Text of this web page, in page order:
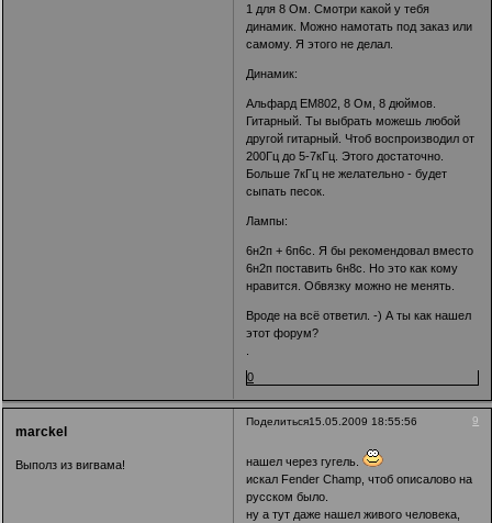
1 для 8 Ом. Смотри какой у тебя
динамик. Можно намотать под заказ или
самому. Я этого не делал.
Динамик:
Альфард ЕМ802, 8 Ом, 8 дюймов.
Гитарный. Ты выбрать можешь любой
другой гитарный. Чтоб воспроизводил от
200Гц до 5-7кГц. Этого достаточно.
Больше 7кГц не желательно - будет
сыпать песок.
Лампы:
6н2п + 6п6с. Я бы рекомендовал вместо
6н2п поставить 6н8с. Но это как кому
нравится. Обвязку можно не менять.
Вроде на всё ответил. -) А ты как нашел
этот форум?
0
Поделиться 9
15.05.2009 18:55:56
marckel
Выполз из вигвама!
нашел через гугель.
искал Fender Champ, чтоб описалово на
русском было.
ну а тут даже нашел живого человека,